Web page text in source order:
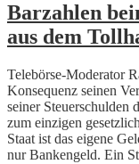
Barzahlen
aus dem
Telebörse-Moderator
Konsequenz seinen
seiner Steuerschulden
zum einzigen
Staat ist das eigene
nur Bankengeld. Ein